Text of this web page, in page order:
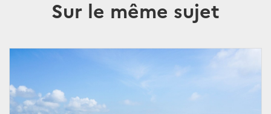
Sur le même sujet